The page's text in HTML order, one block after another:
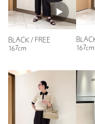
た。今回、セールにな
色はベージュを選びまし
多い私にはピッタリでし
荷物が増えても大丈夫！
しっかりした作りのバッ
女性
50代後半
162cm
BLACK / FREE
167cm
167cm